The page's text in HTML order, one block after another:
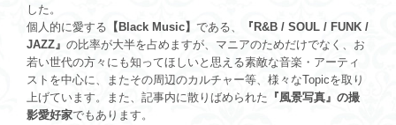
した。
個人的に愛する 【Black Music】 である、
『R&B / SOUL / FUNK /
JAZZ』 の比率が大半を占めますが、マニアのためだけでなく、お
若い世代の方々にも知ってほしいと思える素敵な音楽・アーティ
ストを中心に、またその周辺のカルチャー等、様々なTopicを取り
上げています。また、記事内に散りばめられた 『風景写真』の撮
影愛好家でもあります。